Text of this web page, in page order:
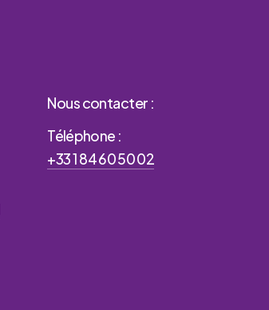
Nous contacter :
Téléphone :
+33 1 84 60 50 02